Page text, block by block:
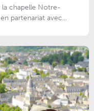
chapelle Notre-
partenariat avec...